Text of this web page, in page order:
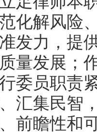
化解风险
发力，提
量发展；
委员职责
汇集民智
前瞻性和